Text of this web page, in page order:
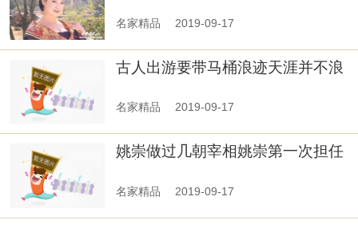
名家精品 2019-09-17
古人出游要带马桶浪迹天涯并不浪
名家精品 2019-09-17
姚崇做过几朝宰相姚崇第一次担任
名家精品 2019-09-17